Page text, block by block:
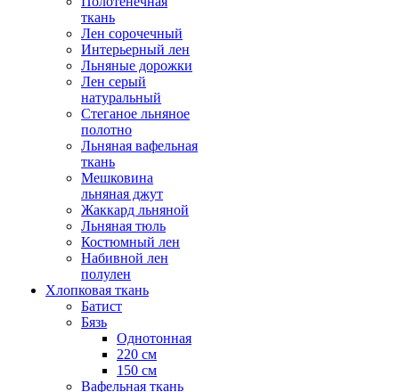
ткань
Лен сорочечный
Интерьерный лен
Льняные дорожки
Лен серый
натуральный
Стеганое льняное
полотно
Льняная вафельная
ткань
Мешковина
льняная джут
Жаккард льняной
Льняная тюль
Костюмный лен
Набивной лен
полулен
Хлопковая ткань
Батист
Бязь
Однотонная
220 см
150 см
Вафельная ткань